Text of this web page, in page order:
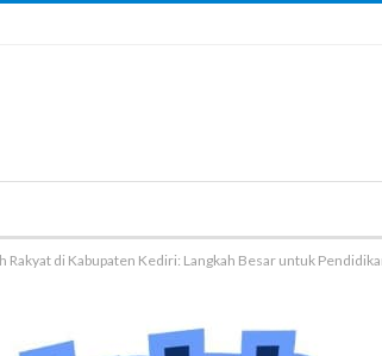
Rakyat di Kabupaten Kediri: Langkah Besar untuk